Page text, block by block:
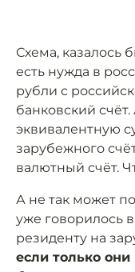
Схема, казалось
есть нужда в
рубли с
банковский
эквивалентную
зарубежного
валютный счёт.
А не так может
уже говорилось
резиденту на
если только